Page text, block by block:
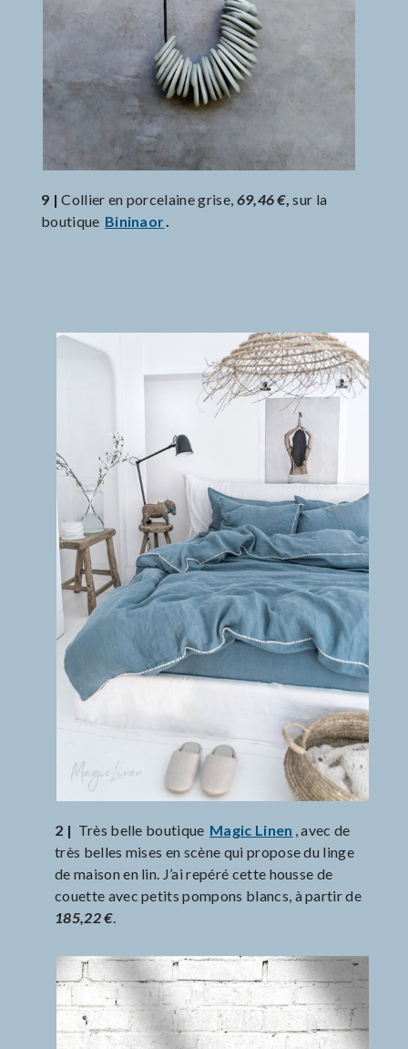
9 | Collier en porcelaine grise, 69,46 €,sur la
boutique Bininaor.
2 | Très belle boutique Magic Linen , avec de
très belles mises en scène qui propose du linge
de maison en lin. J’ai repéré cette housse de
couette avec petits pompons blancs, à partir de
185,22 €.